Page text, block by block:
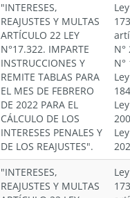
"INTERESES,
REAJUSTES Y MULTAS
ARTÍCULO 22 LEY
N°17.322. IMPARTE
INSTRUCCIONES Y
REMITE TABLAS PARA
EL MES DE FEBRERO
DE 2022 PARA EL
CÁLCULO DE LOS
INTERESES PENALES Y
DE LOS REAJUSTES".
N°
N°
"INTERESES,
REAJUSTES Y MULTAS